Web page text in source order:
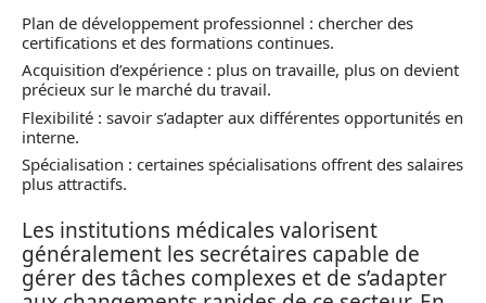
Plan de développement professionnel : chercher des
certifications et des formations continues.
Acquisition d’expérience : plus on travaille, plus on devient
précieux sur le marché du travail.
Flexibilité : savoir s’adapter aux différentes opportunités en
interne.
Spécialisation : certaines spécialisations offrent des salaires
plus attractifs.
Les institutions médicales valorisent
généralement les secrétaires capable de
gérer des tâches complexes et de s’adapter